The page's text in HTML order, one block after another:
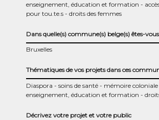
enseignement, éducation et formation
pour tou.te.s
droits des femmes
Dans quelle(s) commune(s) belge(s) êtes-
Bruxelles
Thématiques de vos projets dans ces
Diaspora soins de santé
mémoire coloniale
enseignement, éducation et formation
Décrivez votre projet et votre public